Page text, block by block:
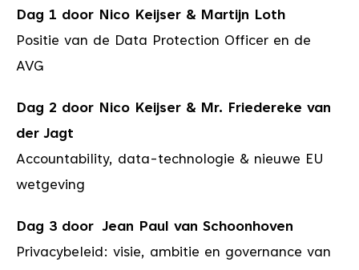
Dag 1 door Nico Keijser & Martijn Loth
Positie van de Data Protection Officer en de
AVG
Dag 2 door Nico Keijser & Mr. Friedereke van
der Jagt
Accountability, data-technologie & nieuwe EU
wetgeving
Dag 3 door Jean Paul van Schoonhoven
Privacybeleid: visie, ambitie en governance van